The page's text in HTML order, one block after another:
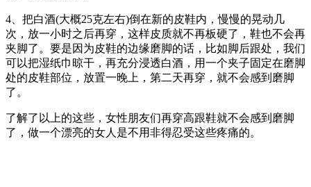
4、把白酒(大概25克左右)倒在新的皮鞋内，慢慢的晃动几
次，放一小时之后再穿，这样皮质就不再板硬了，鞋也不会再
夹脚了。要是因为皮鞋的边缘磨脚的话，比如脚后跟处，我们
可以把湿纸巾晾干，再充分浸透白酒，用一个夹子固定在磨脚
处的皮鞋部位，放置一晚上，第二天再穿，就不会感到磨脚
了。
了解了以上的这些，女性朋友们再穿高跟鞋就不会感到磨脚
了，做一个漂亮的女人是不用非得忍受这些疼痛的。